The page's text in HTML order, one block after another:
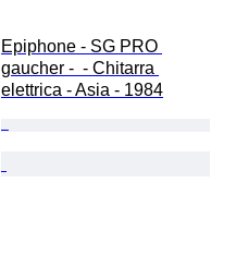
Epiphone - SG PRO
gaucher -  - Chitarra
elettrica - Asia - 1984